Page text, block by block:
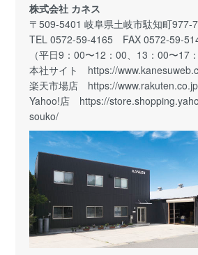
株式会社 カネス
〒509-5401 岐阜県土岐市駄知町977-7
TEL 0572-59-4165 FAX 0572-59-
（平日9：00〜12：00、13：00〜17：
本社サイト https://
楽天市場店 https://
Yahoo!店 https://
souko/